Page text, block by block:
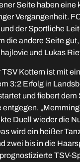
Seite haben eine
Vergangenheit.
der Sportliche
die andere Seite
und Lukas
TSV Kottern ist mit
3:2 Erfolg in
und fiebert dem
Duell wieder die
wird ein heißer
zwei bis in die
TSV-